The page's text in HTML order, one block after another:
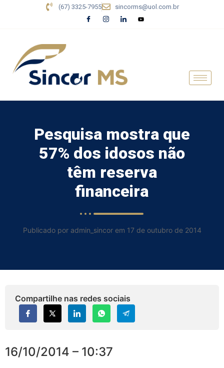
(67) 3325-7955 sincorms@uol.com.br
Pesquisa mostra que
57% dos idosos não
têm reserva
financeira
Publicado por admin_sincor em 17 de outubro de 2014
Compartilhe nas redes sociais
16/10/2014 – 10:37